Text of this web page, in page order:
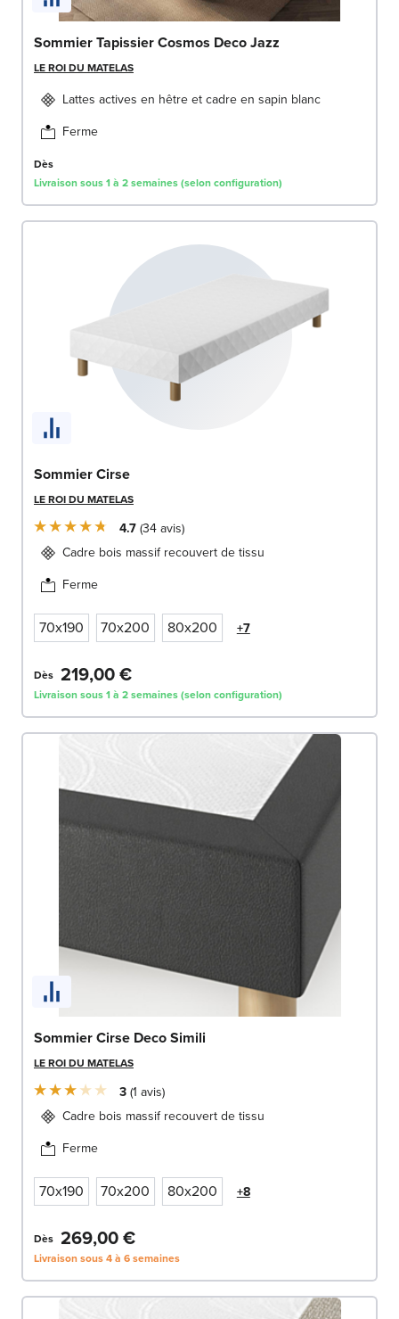
Sommier Tapissier Cosmos Deco Jazz
LE ROI DU MATELAS
Lattes actives en hêtre et cadre en sapin blanc
Ferme
Dès
Livraison sous 1 à 2 semaines (selon configuration)
Sommier Cirse
LE ROI DU MATELAS
4.7 34avis
Cadre bois massif recouvert de tissu
Ferme
70x190 70x200 80x200 +7
Dès 219,00 €
Livraison sous 1 à 2 semaines (selon configuration)
Sommier Cirse Deco Simili
LE ROI DU MATELAS
3 1 avis
Cadre bois massif recouvert de tissu
Ferme
70x190 70x200 80x200 +8
Dès 269,00 €
Livraison sous 4 à 6 semaines